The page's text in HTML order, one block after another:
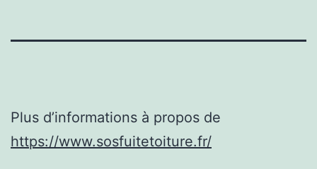
Plus d’informations à propos de
https://www.sosfuitetoiture.fr/